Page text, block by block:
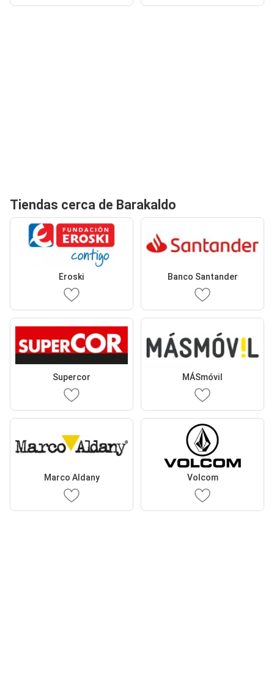
Tiendas cerca de Barakaldo
Eroski Banco Santander
Supercor MÁSmóvil
Marco Aldany Volcom